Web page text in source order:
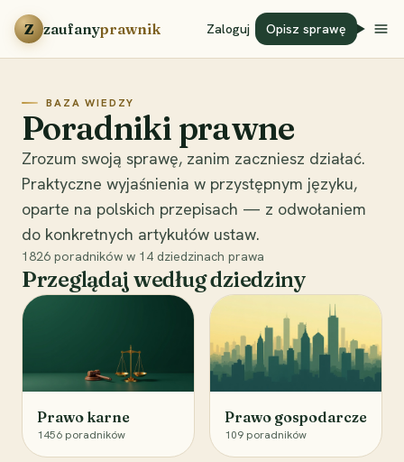
Przejdź do treści
Z zaufanyprawnik Zaloguj Opisz sprawę
BAZA WIEDZY
Poradniki prawne
Zrozum swoją sprawę, zanim zaczniesz działać.
Praktyczne wyjaśnienia w przystępnym języku,
oparte na polskich przepisach — z odwołaniem
do konkretnych artykułów ustaw.
1826 poradników w 14 dziedzinach prawa
Przeglądaj według dziedziny
Prawo karne
1456 poradników
Prawo gospodarcze
109 poradników